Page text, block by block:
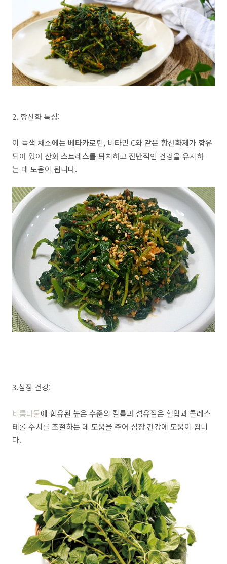
2. 항산화 특성:
이 녹색 채소에는 베타카로틴, 비타민 C와 같은 항산화제가 함유
되어 있어 산화 스트레스를 퇴치하고 전반적인 건강을 유지하
는 데 도움이 됩니다.
3.심장 건강:
비름나물에 함유된 높은 수준의 칼륨과 섬유질은 혈압과 콜레스
테롤 수치를 조절하는 데 도움을 주어 심장 건강에 도움이 됩니
다.